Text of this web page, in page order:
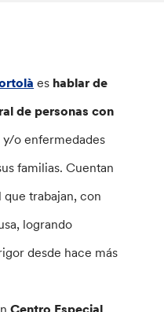
es hablar de
de personas con
y/o enfermedades
familias. Cuentan
trabajan, con
logrando
desde hace más
Centro Especial